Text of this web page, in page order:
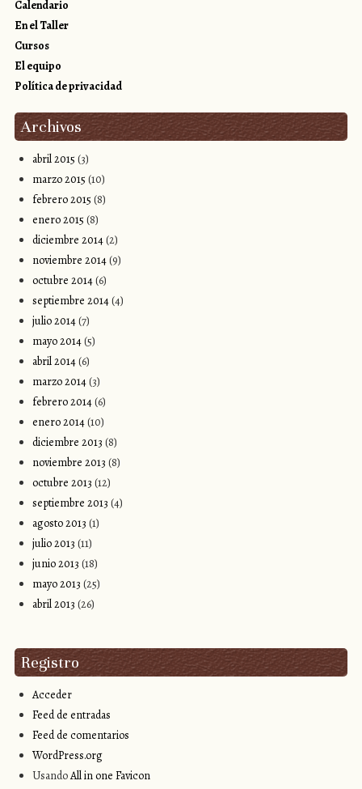
Calendario
En el Taller
Cursos
El equipo
Política de privacidad
Archivos
abril 2015 (3)
marzo 2015 (10)
febrero 2015 (8)
enero 2015 (8)
diciembre 2014(2)
noviembre 2014(9)
octubre 2014(6)
septiembre 2014(4)
julio 2014(7)
mayo 2014(5)
abril 2014(6)
marzo 2014(3)
febrero 2014(6)
enero 2014(10)
diciembre 2013 (8)
noviembre 2013 (8)
octubre 2013 (12)
septiembre 2013 (4)
agosto 2013 (1)
julio 2013 (11)
junio 2013 (18)
mayo 2013 (25)
abril 2013 (26)
Registro
Acceder
Feed de entradas
Feed de comentarios
WordPress.org
UsandoAll in one Favicon